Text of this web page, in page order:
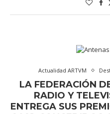
Actualidad ARTVM
LA FEDERACIÓN
RADIO Y
ENTREGA SUS